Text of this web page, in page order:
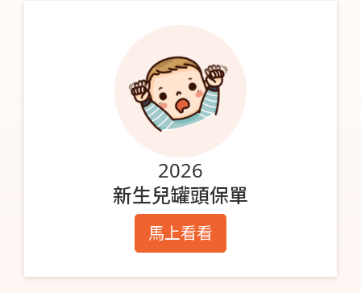
2026
新生兒罐頭保單
馬上看看